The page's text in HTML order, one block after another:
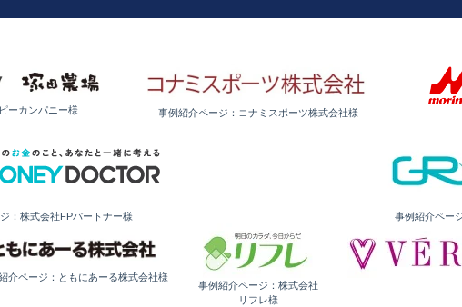
ーカンパニー様 事例紹介ページ：コナミスポーツ株式会社様
：株式会社FPパートナー様 事例紹介ペー
介ページ：ともにあーる株式会社様
事例紹介ページ：株式会社
リフレ様